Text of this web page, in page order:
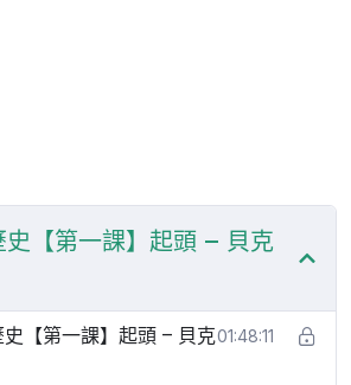
史【第一課】起頭 – 貝克
史【第一課】起頭 – 貝克01:48:11